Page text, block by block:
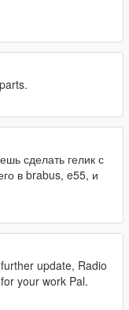
сделать гелик с
в brabus, e55, и
update, Radio
your work Pal.